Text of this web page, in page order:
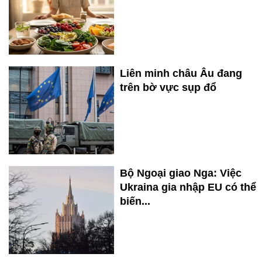
Liên minh châu Âu đang
trên bờ vực sụp đổ
Bộ Ngoại giao Nga: Việc
Ukraina gia nhập EU có thể
biến...